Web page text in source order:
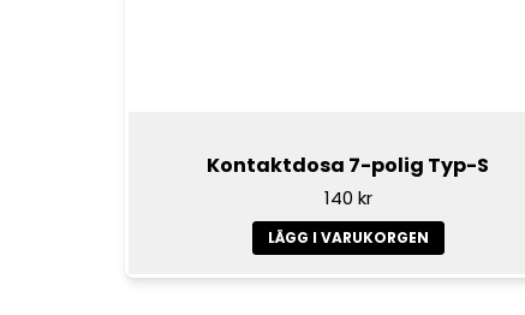
Kontaktdosa 7-polig Typ-S
140 kr
LÄGG I VARUKORGEN